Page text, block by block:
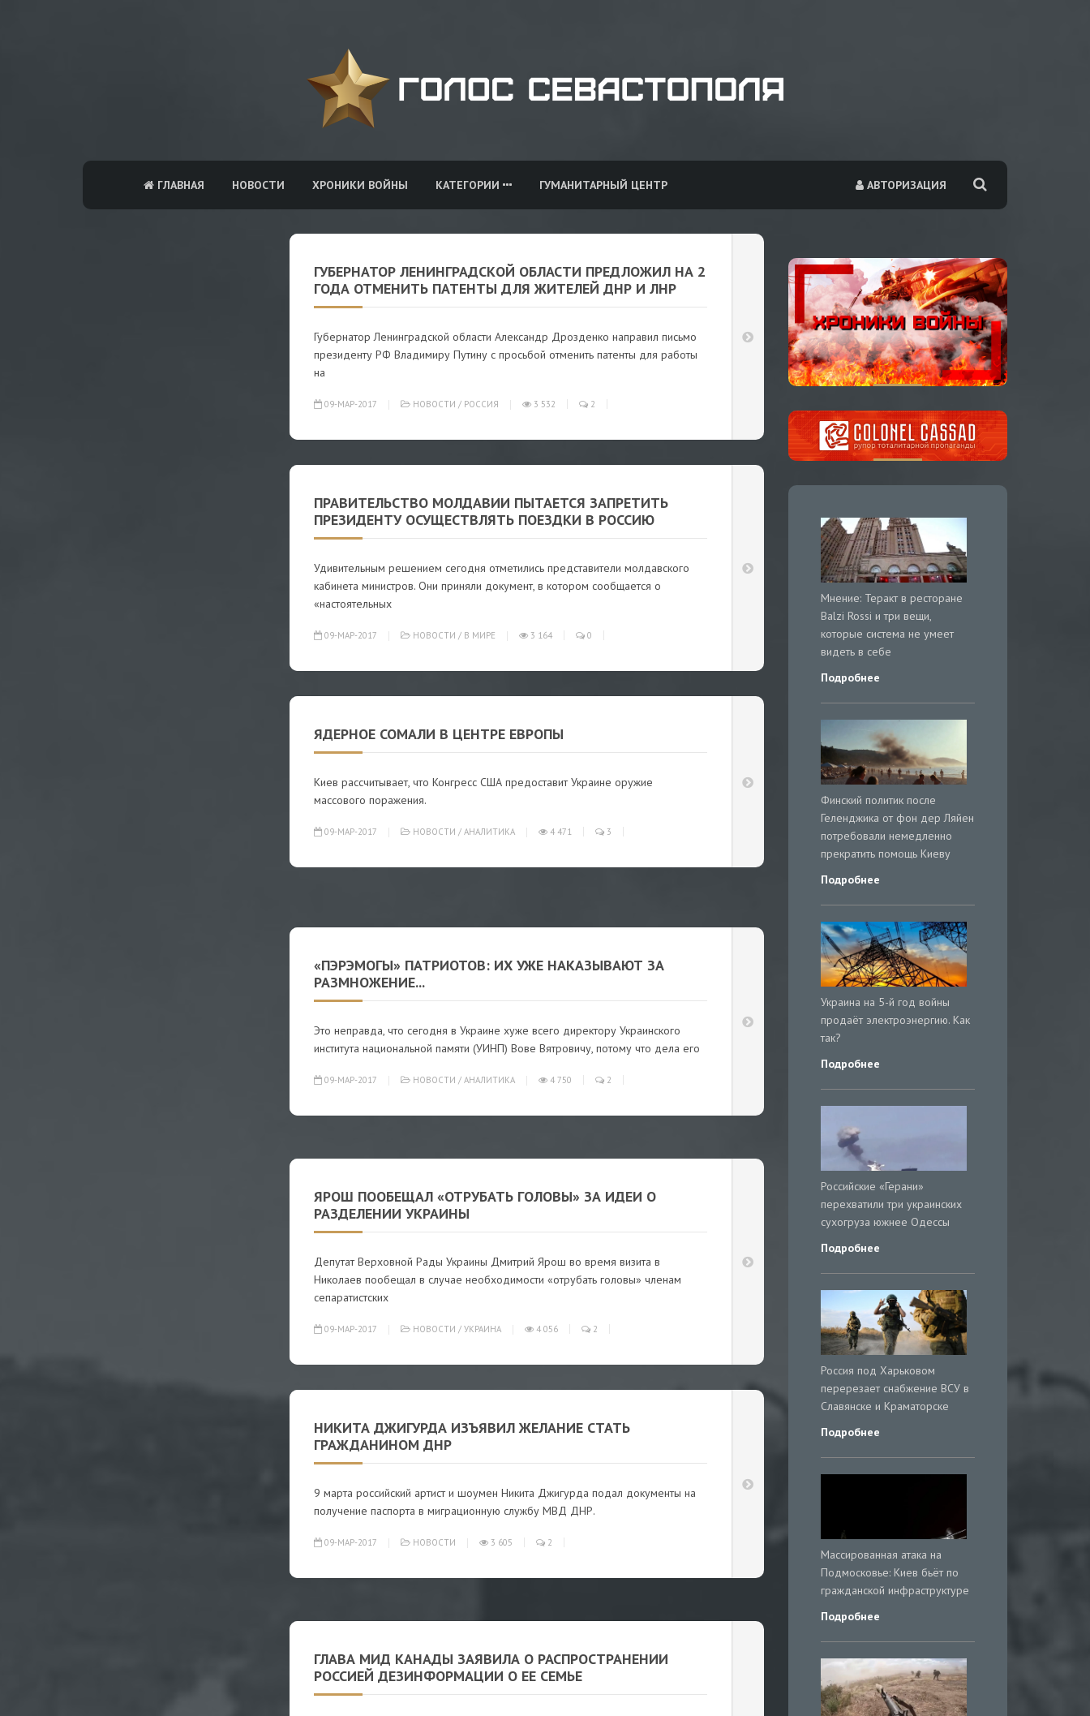
АВТОРИЗАЦИЯ
ГЛАВНАЯ НОВОСТИ ХРОНИКИ ВОЙНЫ КАТЕГОРИИ ГУМАНИТАРНЫЙ ЦЕНТР
ГУБЕРНАТОР ЛЕНИНГРАДСКОЙ ОБЛАСТИ ПРЕДЛОЖИЛ НА 2
ГОДА ОТМЕНИТЬ ПАТЕНТЫ ДЛЯ ЖИТЕЛЕЙ ДНР И ЛНР
Губернатор Ленинградской области Александр Дрозденко направил письмо
президенту РФ Владимиру Путину с просьбой отменить патенты для работы
на
09-МАР-2017 НОВОСТИ / РОССИЯ 3 532 2
ПРАВИТЕЛЬСТВО МОЛДАВИИ ПЫТАЕТСЯ ЗАПРЕТИТЬ
ПРЕЗИДЕНТУ ОСУЩЕСТВЛЯТЬ ПОЕЗДКИ В РОССИЮ
Удивительным решением сегодня отметились представители молдавского
кабинета министров. Они приняли документ, в котором сообщается о
«настоятельных
09-МАР-2017 НОВОСТИ / В МИРЕ 3 164 0
ЯДЕРНОЕ СОМАЛИ В ЦЕНТРЕ ЕВРОПЫ
Киев рассчитывает, что Конгресс США предоставит Украине оружие
массового поражения.
09-МАР-2017 НОВОСТИ / АНАЛИТИКА 4 471 3
«ПЭРЭМОГЫ» ПАТРИОТОВ: ИХ УЖЕ НАКАЗЫВАЮТ ЗА
РАЗМНОЖЕНИЕ...
Это неправда, что сегодня в Украине хуже всего директору Украинского
института национальной памяти (УИНП) Вове Вятровичу, потому что дела его
09-МАР-2017 НОВОСТИ / АНАЛИТИКА 4 750 2
ЯРОШ ПООБЕЩАЛ «ОТРУБАТЬ ГОЛОВЫ» ЗА ИДЕИ О
РАЗДЕЛЕНИИ УКРАИНЫ
Депутат Верховной Рады Украины Дмитрий Ярош во время визита в
Николаев пообещал в случае необходимости «отрубать головы» членам
сепаратистских
09-МАР-2017 НОВОСТИ / УКРАИНА 4 056 2
НИКИТА ДЖИГУРДА ИЗЪЯВИЛ ЖЕЛАНИЕ СТАТЬ
ГРАЖДАНИНОМ ДНР
9 марта российский артист и шоумен Никита Джигурда подал документы на
получение паспорта в миграционную службу МВД ДНР.
09-МАР-2017 НОВОСТИ 3 605 2
ГЛАВА МИД КАНАДЫ ЗАЯВИЛА О РАСПРОСТРАНЕНИИ
РОССИЕЙ ДЕЗИНФОРМАЦИИ О ЕЕ СЕМЬЕ
Мнение: Теракт в ресторане
Balzi Rossi и три вещи,
которые система не умеет
видеть в себе
Подробнее
Финский политик после
Геленджика от фон дер Ляйен
потребовали немедленно
прекратить помощь Киеву
Подробнее
Украина на 5-й год войны
продаёт электроэнергию. Как
так?
Подробнее
Российские «Герани»
перехватили три украинских
сухогруза южнее Одессы
Подробнее
Россия под Харьковом
перерезает снабжение ВСУ в
Славянске и Краматорске
Подробнее
Массированная атака на
Подмосковье: Киев бьёт по
гражданской инфраструктуре
Подробнее